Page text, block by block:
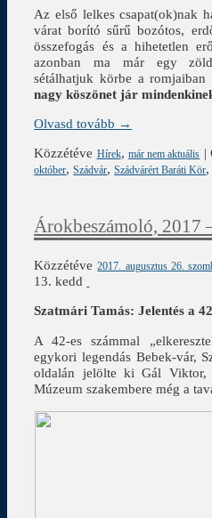
Az első lelkes csapat(ok)nak
várat borító sűrű bozótos,
összefogás és a hihetetlen
azonban ma már egy
sétálhatjuk körbe a romjaiban
nagy köszönet jár
Olvasd tovább →
Közzétéve Hírek, már nem aktuális |
október,Szádvár,Szádvárért Baráti Kör
Árokbeszámoló, 2017
Közzétéve2017. augusztus 26.
13. kedd
Szatmári Tamás: Jelentés a
A 42-es számmal
egykori legendás Bebek-vár,
oldalán jelölte ki Gál Viktor,
Múzeum szakembere még a